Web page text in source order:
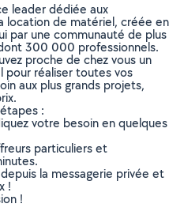
leader dédiée aux
location de matériel, créée en
par une communauté de plus
300 000 professionnels.
proche de chez vous un
pour réaliser toutes vos
aux plus grands projets,
:
votre besoin en quelques
particuliers et
la messagerie privée et
!
!